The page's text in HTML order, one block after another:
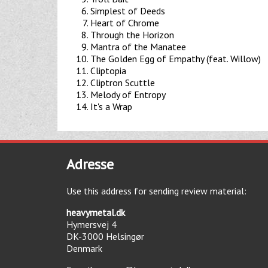
Simplest of Deeds
Heart of Chrome
Through the Horizon
Mantra of the Manatee
The Golden Egg of Empathy (feat. Willow)
Cliptopia
Cliptron Scuttle
Melody of Entropy
It's a Wrap
Adresse
Use this address for sending review material:
heavymetal.dk
Hymersvej 4
DK-3000 Helsingør
Denmark